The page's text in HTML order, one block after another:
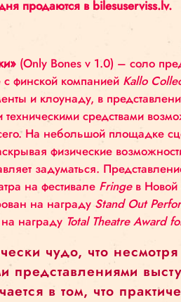
виртуозной, полной
и возможности
косточки»(Only Bones v 1.0)
с финской
элементы и клоунаду, в
техническими
всего. На небольшой
раскрывая
и заставляет
театра на фестивале
на награду
на наградуTotal